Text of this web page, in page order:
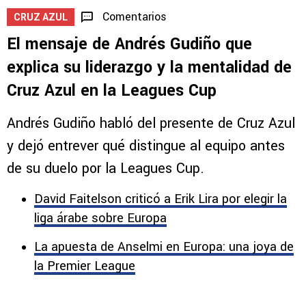
CRUZ AZUL Comentarios
El mensaje de Andrés Gudiño que
explica su liderazgo y la mentalidad de
Cruz Azul en la Leagues Cup
Andrés Gudiño habló del presente de Cruz Azul
y dejó entrever qué distingue al equipo antes
de su duelo por la Leagues Cup.
David Faitelson criticó a Erik Lira por elegir la
liga árabe sobre Europa
La apuesta de Anselmi en Europa: una joya de
la Premier League